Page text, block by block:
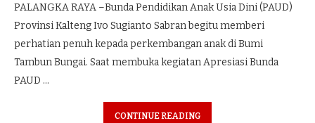
PALANGKA RAYA –Bunda Pendidikan Anak Usia Dini (PAUD)
Provinsi Kalteng Ivo Sugianto Sabran begitu memberi
perhatian penuh kepada perkembangan anak di Bumi
Tambun Bungai. Saat membuka kegiatan Apresiasi Bunda
PAUD …
CONTINUE READING